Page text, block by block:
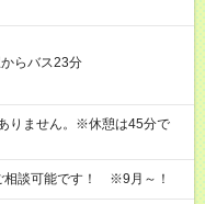
らバス23分
ません。※休憩は45分で
談可能です！ ※9月～！